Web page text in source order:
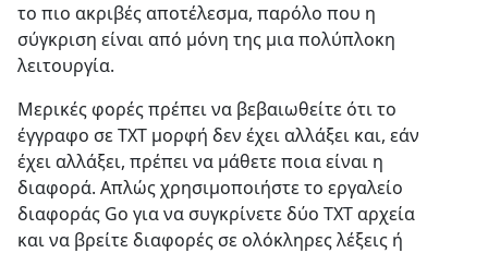
το πιο ακριβές αποτέλεσμα, παρόλο που η
σύγκριση είναι από μόνη της μια πολύπλοκη
λειτουργία.
Μερικές φορές πρέπει να βεβαιωθείτε ότι το
έγγραφο σε TXT μορφή δεν έχει αλλάξει και, εάν
έχει αλλάξει, πρέπει να μάθετε ποια είναι η
διαφορά. Απλώς χρησιμοποιήστε το εργαλείο
διαφοράς Go για να συγκρίνετε δύο TXT αρχεία
και να βρείτε διαφορές σε ολόκληρες λέξεις ή